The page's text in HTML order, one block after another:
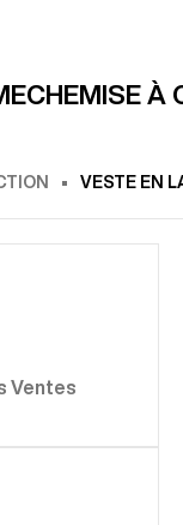
CHEMISE À
VESTE EN
Ventes